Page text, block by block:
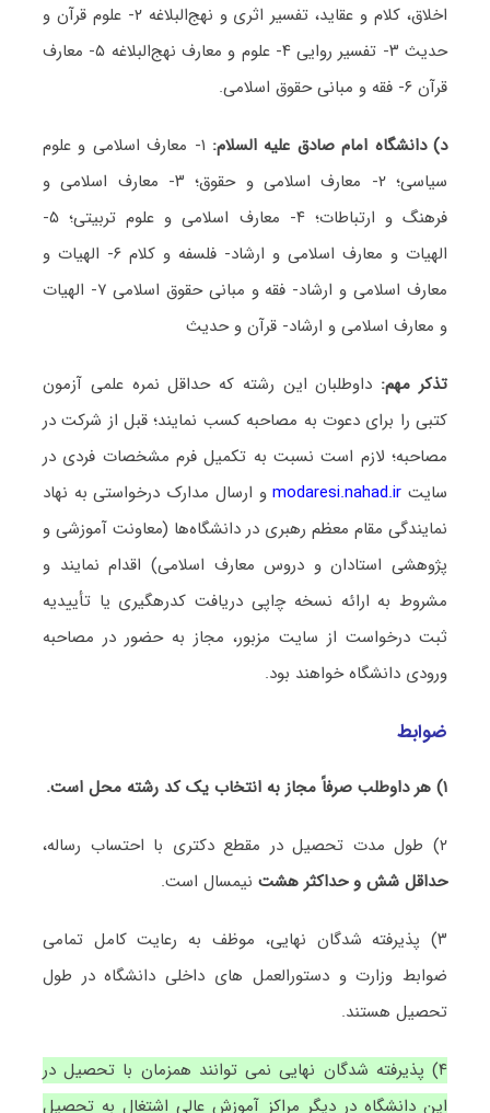
اخلاق، کلام و عقاید، تفسیر اثری و نهج‌البلاغه ۲- علوم قرآن و
حدیث ۳- تفسیر روایی ۴- علوم و معارف نهج‌البلاغه ۵- معارف
قرآن ۶- فقه و مبانی حقوق اسلامی.
د) دانشگاه امام صادق علیه السلام: ۱- معارف اسلامی و علوم
سیاسی؛ ۲- معارف اسلامی و حقوق؛ ۳- معارف اسلامی و
فرهنگ و ارتباطات؛ ۴- معارف اسلامی و علوم تربیتی؛ ۵-
الهیات و معارف اسلامی و ارشاد- فلسفه و کلام ۶- الهیات و
معارف اسلامی و ارشاد- فقه و مبانی حقوق اسلامی ۷- الهیات
و معارف اسلامی و ارشاد- قرآن و حدیث
تذکر مهم: داوطلبان این رشته که حداقل نمره علمی آزمون
کتبی را برای دعوت به مصاحبه کسب نمایند؛ قبل از شرکت در
مصاحبه؛ ﻻزم است نسبت به تکمیل فرم مشخصات فردی در
سایت modaresi.nahad.irو ارسال مدارک درخواستی به نهاد
نمایندگی مقام معظم رهبری در دانشگاه‌ها (معاونت آموزشی و
پژوهشی استادان و دروس معارف اسلامی) اقدام نمایند و
مشروط به ارائه نسخه ﭼاپی دریافت کدرهگیری یا تأییدیه
ثبت درخواست از سایت مزبور، مجاز به حضور در مصاحبه
ورودی دانشگاه خواهند بود.
ضوابط
۱) هر داوطلب صرفاً مجاز به انتخاب یک کد رشته محل است.
۲) طول مدت تحصیل در مقطع دکتری با احتساب رساله،
حداقل شش و حداکثر هشتنیمسال است.
۳) پذیرفته شدگان نهایی، موظف به رعایت کامل تمامی
ضوابط وزارت و دستورالعمل های داخلی دانشگاه در طول
تحصیل هستند.
۴) پذیرفته شدگان نهایی نمی توانند همزمان با تحصیل در
این دانشگاه در دیگر مراکز آموزش عالی اشتغال به تحصیل